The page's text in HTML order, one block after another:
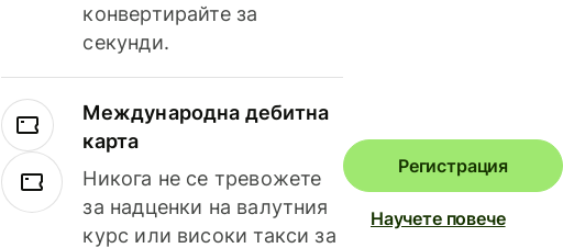
конвертирайте за
секунди.
Международна дебитна
карта
Никога не се тревожете
за надценки на валутния
курс или високи такси за
Регистрация
Научете повече